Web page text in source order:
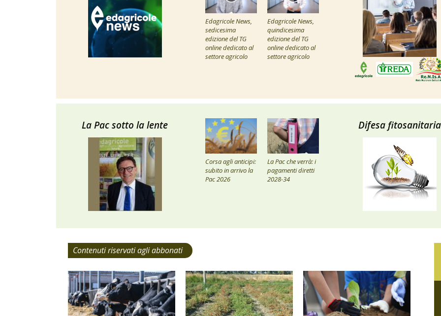
Edagricole News,
sedicesima
edizione del TG
online dedicato al
settore agricolo
Edagricole News,
quindicesima
edizione del TG
online dedicato al
settore agricolo
La Pac sotto la lente
Corsa agli anticipi:
subito in arrivo la
Pac 2026
La Pac che verrà: i
pagamenti diretti
2028-34
Difesa fitosanitaria
Contenuti riservati agli abbonati